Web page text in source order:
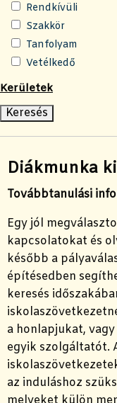
Rendkívüli
Szakkör
Tanfolyam
Vetélkedő
Kerületek
Diákmunka
Továbbtanulási
Egy jól
kapcsolatokat és
később a
építésedben
keresés
a honlapjukat,
egyik szolgáltatót.
az induláshoz